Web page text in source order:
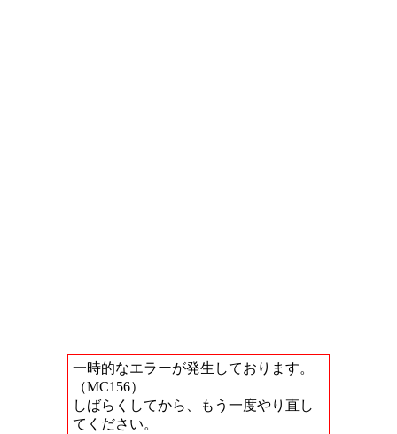
一時的なエラーが発生しております。
（MC156）
しばらくしてから、もう一度やり直し
てください。